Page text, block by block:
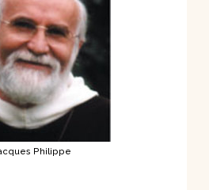
Philippe